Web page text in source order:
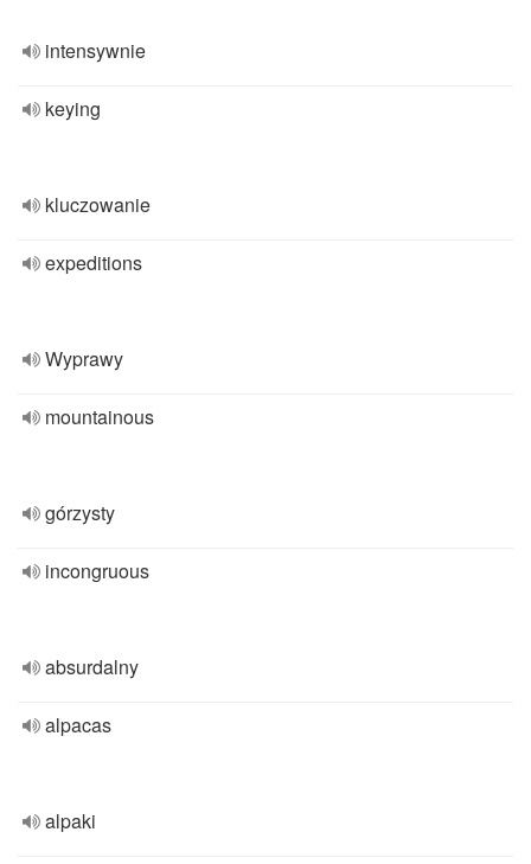
intensywnie
keying
kluczowanie
expeditions
Wyprawy
mountainous
górzysty
incongruous
absurdalny
alpacas
alpaki